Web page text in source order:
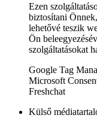
Ezen
biztosítani
lehetővé teszik
Ön
szolgáltatásokat
Google Tag
Microsoft
Freshchat
Külső